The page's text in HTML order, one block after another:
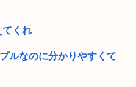
くれ
ルなのに分かりやすくて